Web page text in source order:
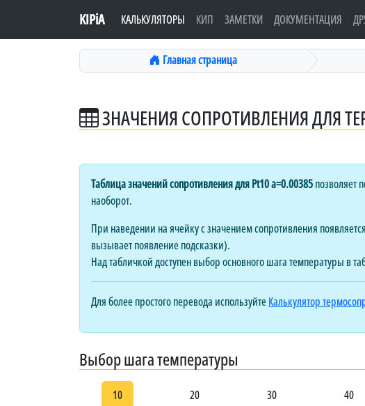
KIPiA КАЛЬКУЛЯТОРЫ КИП ЗАМЕТКИ ДОКУМЕНТАЦИЯ
Главная страница
ЗНАЧЕНИЯ СОПРОТИВЛЕНИЯ ДЛЯ
Таблица значений сопротивления для Pt10 a=0.00385позволяет
наоборот.
При наведении на ячейку с значением сопротивления
вызывает появление подсказки).
Над табличкой доступен выбор основного шага температуры в
Для более простого перевода используйтеКалькулятор
Выбор шага температуры
10 20 30 40